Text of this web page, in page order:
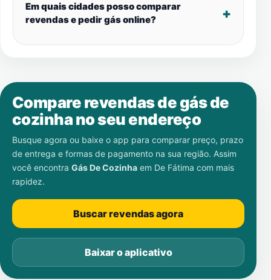
Em quais cidades posso comparar
revendas e pedir gás online?
Compare revendas de gás de
cozinha no seu endereço
Busque agora ou baixe o app para comparar preço, prazo
de entrega e formas de pagamento na sua região. Assim
você encontra Gás De Cozinha em De Fátima com mais
rapidez.
Buscar revendas agora
Baixar o aplicativo